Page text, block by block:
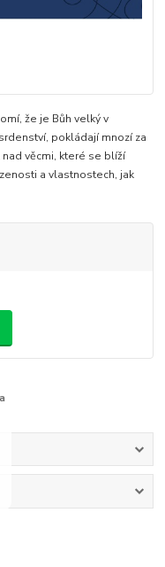
že je Bůh velký v
pokládají mnozí za
věcmi, které se blíží
a vlastnostech, jak